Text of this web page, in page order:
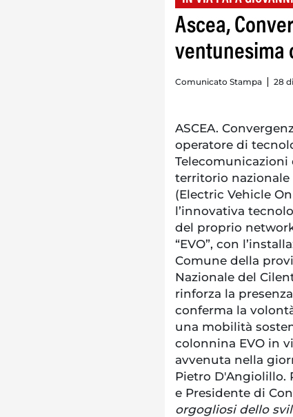
Ascea,
ventunesima
Comunicato Stampa 28
ASCEA.
operatore di
Telecomunicazioni
territorio nazionale
(Electric Vehicle
l’innovativa
del proprio
“EVO”, con
Comune della
Nazionale del
rinforza la
conferma la
una mobilità
colonnina EVO in
avvenuta nella
Pietro D'Angiolillo.
e Presidente di
orgogliosi dello